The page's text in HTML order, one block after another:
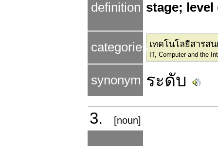
definition stage; level
categories เทคโนโลยีสารส
IT, Computer and the
synonym ระดับ
3. [noun]